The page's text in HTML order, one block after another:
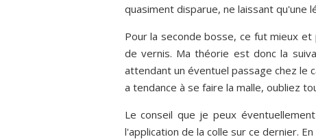
quasiment disparue, ne laissant qu'une
Pour la seconde bosse, ce fut mieux
de vernis. Ma théorie est donc la
attendant un éventuel passage chez le
a tendance à se faire la malle, oubliez
Le conseil que je peux
l'application de la colle sur ce dernier.